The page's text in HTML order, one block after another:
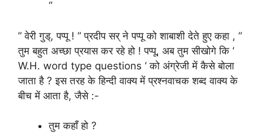
“
” वेरी गुड्, पप्पू ! ” प्रदीप सर् ने पप्पू को शाबाशी देते हुए कहा , ”
तुम बहुत अच्छा प्रयास कर रहे हो ! पप्पू, अब तुम सीखोगे कि ‘
W.H. word type questions ‘ को अंग्रेजी में कैसे बोला
जाता है ? इस तरह के हिन्दी वाक्य में प्रश्नवाचक शब्द वाक्य के
बीच में आता है, जैसे :-
तुम कहाँ हो ?